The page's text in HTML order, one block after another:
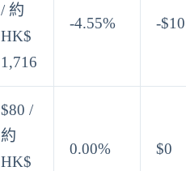
/ 約
HK$
1,716
-4.55% -$10
$80 /
約
HK$
0.00% $0